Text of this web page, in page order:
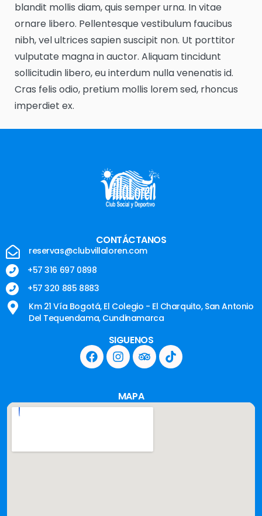
blandit mollis diam, quis semper urna. In vitae
ornare libero. Pellentesque vestibulum faucibus
nibh, vel ultrices sapien suscipit non. Ut porttitor
vulputate magna in auctor. Aliquam tincidunt
sollicitudin libero, eu interdum nulla venenatis id.
Cras felis odio, pretium mollis lorem sed, rhoncus
imperdiet ex.
CONTÁCTANOS
reservas@clubvillaloren.com
+57 316 697 0898
+57 320 885 8883
Km 21 Vía Bogotá, El Colegio - El Charquito, San Antonio
Del Tequendama, Cundinamarca
SIGUENOS
MAPA